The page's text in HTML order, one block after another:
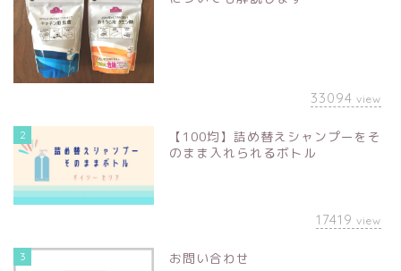
33094 view
2
【100均】詰め替えシャンプーをそ
のまま入れられるボトル
17419 view
3 お問い合わせ